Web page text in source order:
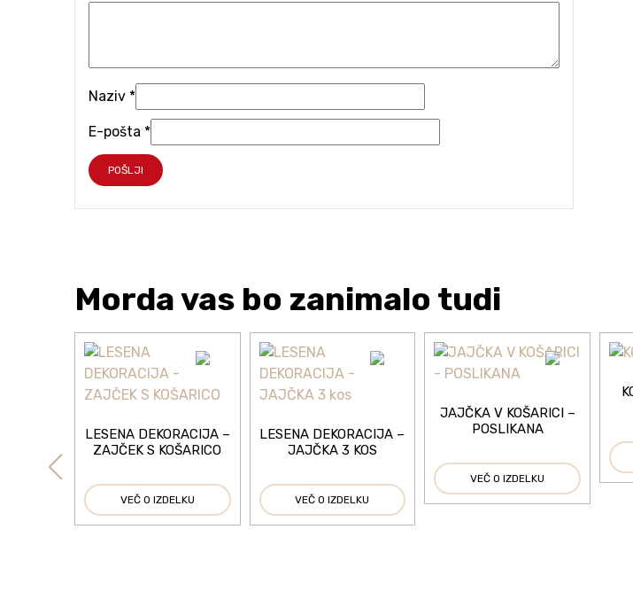
Naziv *
E-pošta *
Morda vas bo zanimalo tudi
LESENA DEKORACIJA –
ZAJČEK S KOŠARICO
VEČ O IZDELKU
LESENA DEKORACIJA –
JAJČKA 3 KOS
VEČ O IZDELKU
JAJČKA V KOŠARICI –
POSLIKANA
VEČ O IZDELKU